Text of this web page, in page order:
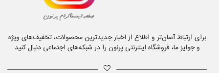
برای ارتباط آسان‌تر و اطلاع از اخبار جدیدترین محصولات، تخفیف‌های ویژه
و جوایز ما، فروشگاه اینترنتی پرنون را در شبکه‌های اجتماعی دنبال کنید